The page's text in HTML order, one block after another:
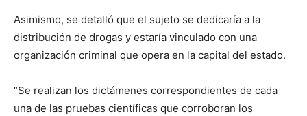
Asimismo, se detalló que el sujeto se dedicaría a la
distribución de drogas y estaría vinculado con una
organización criminal que opera en la capital del estado.
“Se realizan los dictámenes correspondientes de cada
una de las pruebas científicas que corroboran los